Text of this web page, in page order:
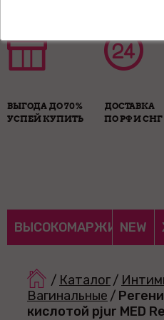
ВЫГОДА ДО 70%
УСПЕЙ КУПИТЬ
ДОСТАВКА
ПО РФ И СНГ
NEW
/ Каталог/
Вагинальные /
кислотой pjur MED